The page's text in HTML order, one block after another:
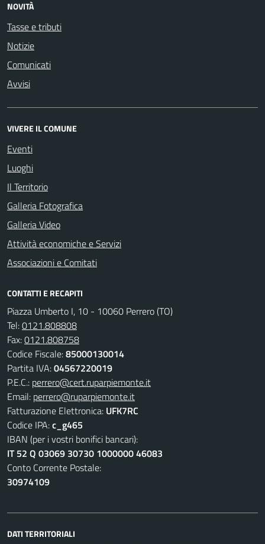
NOVITÀ
Tasse e tributi
Notizie
Comunicati
Avvisi
VIVERE IL COMUNE
Eventi
Luoghi
Il Territorio
Galleria Fotografica
Galleria Video
Attività economiche e Servizi
Associazioni e Comitati
CONTATTI E RECAPITI
Piazza Umberto I, 10 - 10060 Perrero (TO)
Tel:0121.808808
Fax:0121.808758
Codice Fiscale:85000130014
Partita IVA:04567220019
P.E.C.: perrero@cert.ruparpiemonte.it
Email: perrero@ruparpiemonte.it
Fatturazione Elettronica: UFK7RC
Codice IPA:c_g465
IBAN (per i vostri bonifici bancari):
IT 52 Q 03069 30730 1000000 46083
Conto Corrente Postale:
30974109
DATI TERRITORIALI